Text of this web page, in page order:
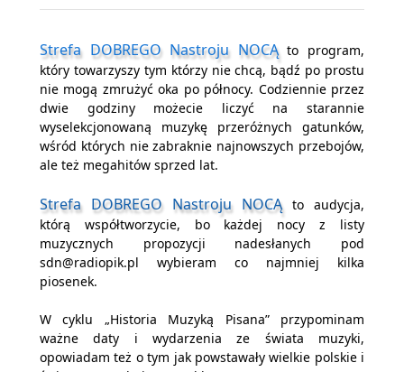
Strefa DOBREGO Nastroju NOCĄto program,
który towarzyszy tym którzy nie chcą, bądź po prostu
nie mogą zmrużyć oka po północy. Codziennie przez
dwie godziny możecie liczyć na starannie
wyselekcjonowaną muzykę przeróżnych gatunków,
wśród których nie zabraknie najnowszych przebojów,
ale też megahitów sprzed lat.
Strefa DOBREGO Nastroju NOCĄto audycja,
którą współtworzycie, bo każdej nocy z listy
muzycznych propozycji nadesłanych pod
sdn@radiopik.pl wybieram co najmniej kilka
piosenek.
W cyklu „Historia Muzyką Pisana” przypominam
ważne daty i wydarzenia ze świata muzyki,
opowiadam też o tym jak powstawały wielkie polskie i